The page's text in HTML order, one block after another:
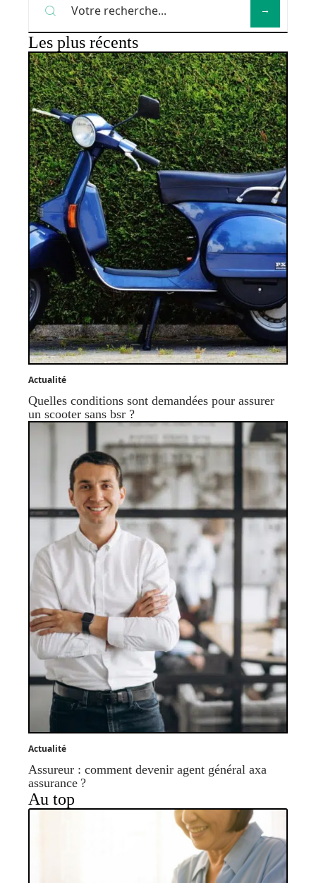
Les plus récents
Actualité
Quelles conditions sont demandées pour assurer
un scooter sans bsr ?
Actualité
Assureur : comment devenir agent général axa
assurance ?
Au top